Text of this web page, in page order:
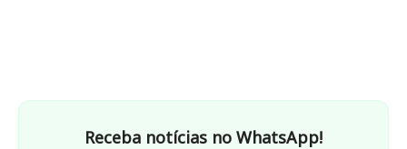
Receba notícias no WhatsApp!